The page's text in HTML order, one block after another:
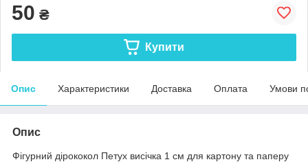
50 ₴
Купити
Опис Характеристики Доставка Оплата Умови
Опис
Фігурний дірококол Петух висічка 1 см для картону та паперу